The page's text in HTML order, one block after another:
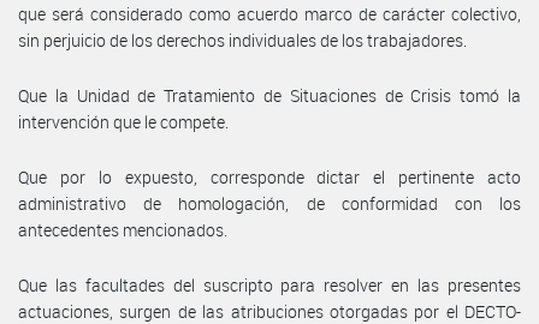
que será considerado como acuerdo marco de carácter colectivo,
sin perjuicio de los derechos individuales de los trabajadores.
Que la Unidad de Tratamiento de Situaciones de Crisis tomó la
intervención que le compete.
Que por lo expuesto, corresponde dictar el pertinente acto
administrativo de homologación, de conformidad con los
antecedentes mencionados.
Que las facultades del suscripto para resolver en las presentes
actuaciones, surgen de las atribuciones otorgadas por el DECTO-